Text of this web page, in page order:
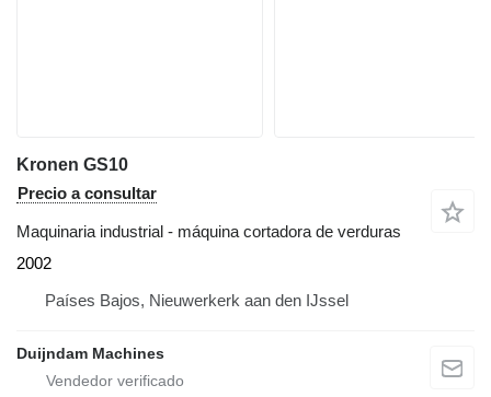
Kronen GS10
Precio a consultar
Maquinaria industrial - máquina cortadora de verduras
2002
Países Bajos, Nieuwerkerk aan den IJssel
Duijndam Machines